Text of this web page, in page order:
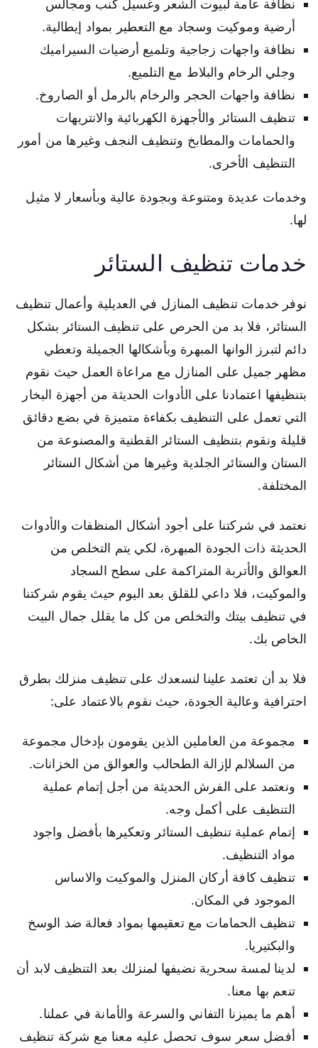
نظافة عامة لبيوت الشعر وغسيل كنب ومجالس
أرضية وموكيت وسجاد مع التعطير بمواد إيطالية.
نظافة واجهات زجاجية وتلميع أرضيات السيراميك
وجلي الرخام والبلاط مع التلميع.
نظافة واجهات الحجر والرخام بالرمل أو الصاروخ.
تنظيف الستائر والأجهزة الكهربائية والانتريهات
والحمامات والمطابخ وتنظيف النجف وغيرها من أمور
التنظيف الأخرى.
وخدمات عديدة ومتنوعة وبجودة عالية وبأسعار لا مثيل
لها.
خدمات تنظيف الستائر
نوفر خدمات تنظيف المنازل في العديلية وأعمال تنظيف
الستائر، فلا بد من الحرص على تنظيف الستائر بشكل
دائم لتبرز الوانها المبهرة وبأشكالها الجميلة وتعطي
مظهر جميل على المنازل مع مراعاة العمل حيث نقوم
بتنظيفها اعتمادنا على الأدوات الحديثة من أجهزة البخار
التي تعمل على التنظيف بكفاءة متميزة في بضع دقائق
قليلة ونقوم بتنظيف الستائر القطنية والمصنوعة من
الستان والستائر الجلدية وغيرها من أشكال الستائر
المختلفة.
نعتمد في شركتنا على أجود أشكال المنظفات والأدوات
الحديثة ذات الجودة المبهرة، لكي يتم التخلص من
العوالق والأتربة المتراكمة على سطح السجاد
والموكيت، فلا داعي للقلق بعد اليوم حيث يقوم شركتنا
في تنظيف بيتك والتخلص من كل ما يقلل جمال البيت
الخاص بك.
فلا بد أن تعتمد علينا لنسعدك على تنظيف منزلك بطرق
احترافية وعالية الجودة، حيث نقوم بالاعتماد على:
مجموعة من العاملين الذين يقومون بإدخال مجموعة
من السلالم لإزالة الطحالب والعوالق من الخزانات.
ونعتمد على الفرش الحديثة من أجل إتمام عملية
التنظيف على أكمل وجه.
إتمام عملية تنظيف الستائر وتعكيرها بأفضل واجود
مواد التنظيف.
تنظيف كافة أركان المنزل والموكيت والاساس
الموجود في المكان.
تنظيف الحمامات مع تعقيمها بمواد فعالة ضد الوسخ
والبكتيريا.
لدينا لمسة سحرية نضيفها لمنزلك بعد التنظيف لابد أن
تنعم بها معنا.
أهم ما يميزنا التفاني والسرعة والأمانة في عملنا.
أفضل سعر سوف تحصل عليه معنا مع شركة تنظيف